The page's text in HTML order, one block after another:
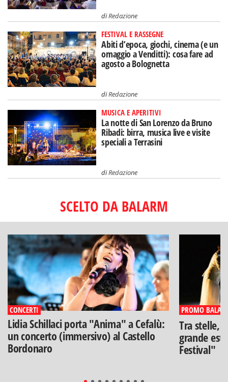
diRedazione
FESTIVAL E RASSEGNE
Abiti d’epoca, giochi, cinema (e un
omaggio a Venditti): cosa fare ad
agosto a Bolognetta
diRedazione
MUSICA E APERITIVI
La notte di San Lorenzo da Bruno
Ribadi: birra, musica live e visite
speciali a Terrasini
diRedazione
SCELTO DA BALARM
CONCERTI
Lidia Schillaci porta "Anima" a Cefalù:
un concerto (immersivo) al Castello
Bordonaro
PROMO
Tra stelle,
grande
Festival"